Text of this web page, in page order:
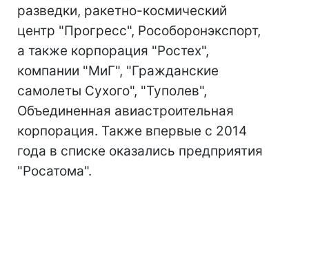
разведки, ракетно-космический
центр "Прогресс", Рособоронэкспорт,
а также корпорация "Ростех",
компании "МиГ", "Гражданские
самолеты Сухого", "Туполев",
Объединенная авиастроительная
корпорация. Также впервые с 2014
года в списке оказались предприятия
"Росатома".